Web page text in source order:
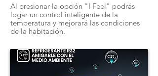
Al presionar la opción "I Feel" podrás
logar un control inteligente de la
temperatura y mejorará las condiciones
de la habitación.